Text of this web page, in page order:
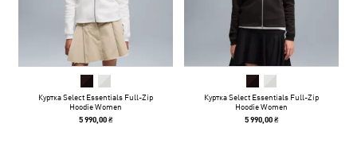
Куртка Select Essentials Full-Zip
Hoodie Women
5 990,00 ₴
Куртка Select Essentials Full-Zip
Hoodie Women
5 990,00 ₴